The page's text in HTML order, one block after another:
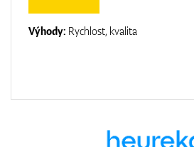
Výhody: Rychlost, kvalita